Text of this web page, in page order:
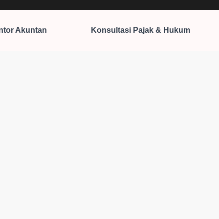
Akuntan Konsultasi Pajak & Hukum